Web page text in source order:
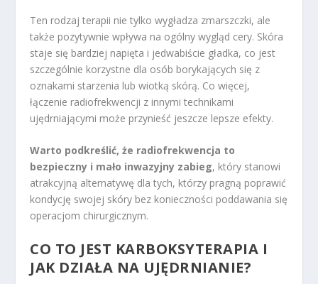
Ten rodzaj terapii nie tylko wygładza zmarszczki, ale
także pozytywnie wpływa na ogólny wygląd cery. Skóra
staje się bardziej napięta i jedwabiście gładka, co jest
szczególnie korzystne dla osób borykających się z
oznakami starzenia lub wiotką skórą. Co więcej,
łączenie radiofrekwencji z innymi technikami
ujędrniającymi może przynieść jeszcze lepsze efekty.
Warto podkreślić, że radiofrekwencja to
bezpieczny i mało inwazyjny zabieg, który stanowi
atrakcyjną alternatywę dla tych, którzy pragną poprawić
kondycję swojej skóry bez konieczności poddawania się
operacjom chirurgicznym.
CO TO JEST KARBOKSYTERAPIA I
JAK DZIAŁA NA UJĘDRNIANIE?